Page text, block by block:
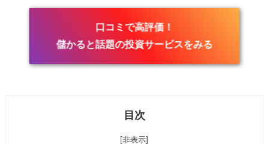
口コミで高評価！
儲かると話題の投資サービスをみる
目次
[非表示]